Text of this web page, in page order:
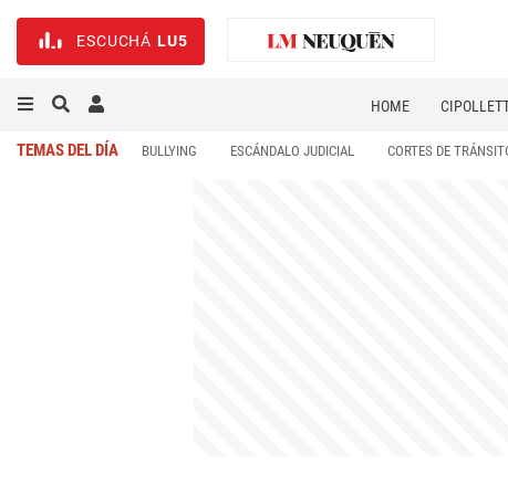
ESCUCHÁ LU5
HOME
TEMAS DEL DÍA BULLYING ESCÁNDALO JUDICIAL CORTES DE